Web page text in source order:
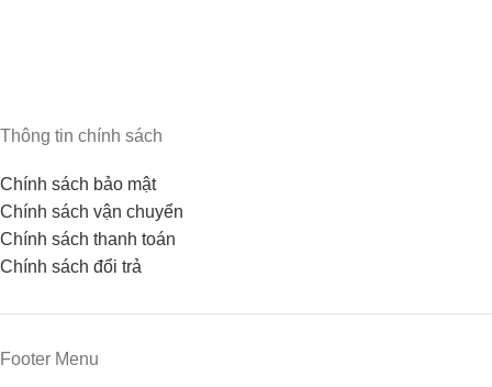
Thông tin chính sách
Chính sách bảo mật
Chính sách vận chuyển
Chính sách thanh toán
Chính sách đổi trả
Footer Menu